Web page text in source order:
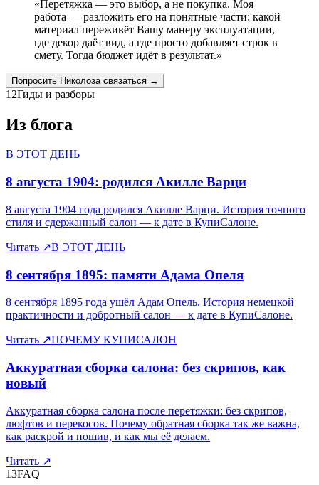
«Перетяжка — это выбор, а не покупка. Моя
работа — разложить его на понятные части: какой
материал переживёт Вашу манеру эксплуатации,
где декор даёт вид, а где просто добавляет строк в
смету. Тогда бюджет идёт в результат.»
Попросить Николоза связаться →
12Гиды и разборы
Из блога
В ЭТОТ ДЕНЬ
8 августа 1904: родился Акилле Варци
8 августа 1904 года родился Акилле Варци. История точного
стиля и сдержанный салон — к дате в КупиСалоне.
Читать ↗В ЭТОТ ДЕНЬ
8 сентября 1895: памяти Адама Опеля
8 сентября 1895 года ушёл Адам Опель. История немецкой
практичности и добротный салон — к дате в КупиСалоне.
Читать ↗ПОЧЕМУ КУПИСАЛОН
Аккуратная сборка салона: без скрипов, как
новый
Аккуратная сборка салона после перетяжки: без скрипов,
люфтов и перекосов. Почему обратная сборка так же важна,
как раскрой и пошив, и как мы её делаем.
Читать ↗
13FAQ